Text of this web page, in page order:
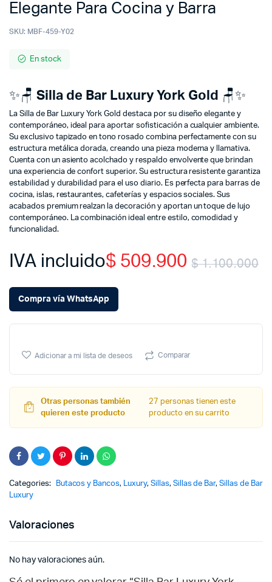
Elegante Para Cocina y Barra
SKU: MBF-459-Y02
En stock
✨🪑 Silla de Bar Luxury York Gold 🪑✨
La Silla de Bar Luxury York Gold destaca por su diseño elegante y
contemporáneo, ideal para aportar sofisticación a cualquier ambiente.
Su exclusivo tapizado en tono rosado combina perfectamente con su
estructura metálica dorada, creando una pieza moderna y llamativa.
Cuenta con un asiento acolchado y respaldo envolvente que brindan
una experiencia de confort superior. Su estructura resistente garantiza
estabilidad y durabilidad para el uso diario. Es perfecta para barras de
cocina, islas, restaurantes, cafeterías y espacios sociales. Sus
acabados premium realzan la decoración y aportan un toque de lujo
contemporáneo. La combinación ideal entre estilo, comodidad y
funcionalidad.
$1.100.000
$509.900
IVA incluido
Compra vía WhatsApp
Adicionar a mi lista de deseos Comparar
Otras personas también
quieren este producto
27 personas tienen este
producto en su carrito
Categories: Butacos y Bancos, Luxury, Sillas, Sillas de Bar,Sillas de Bar
Luxury
Valoraciones
No hay valoraciones aún.